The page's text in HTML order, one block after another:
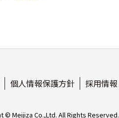
個人情報保護方針 採用情報
© Meijiza Co.,Ltd. All Rights Reserved.